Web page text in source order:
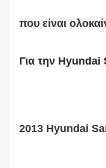
που είναι
Για την Hyundai
2013 Hyundai